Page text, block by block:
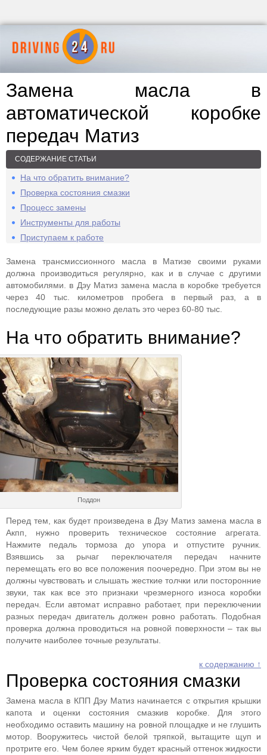
Замена масла в
автоматической коробке
передач Матиз
СОДЕРЖАНИЕ СТАТЬИ
На что обратить внимание?
Проверка состояния смазки
Процесс замены
Инструменты для работы
Приступаем к работе
Замена трансмиссионного масла в Матизе своими руками
должна производиться регулярно, как и в случае с другими
автомобилями. в Дэу Матиз замена масла в коробке требуется
через 40 тыс. километров пробега в первый раз, а в
последующие разы можно делать это через 60-80 тыс.
На что обратить внимание?
Поддон
Перед тем, как будет произведена в Дэу Матиз замена масла в
Акпп, нужно проверить техническое состояние агрегата.
Нажмите педаль тормоза до упора и отпустите ручник.
Взявшись за рычаг переключателя передач начните
перемещать его во все положения поочередно. При этом вы не
должны чувствовать и слышать жесткие толчки или посторонние
звуки, так как все это признаки чрезмерного износа коробки
передач. Если автомат исправно работает, при переключении
разных передач двигатель должен ровно работать. Подобная
проверка должна проводиться на ровной поверхности – так вы
получите наиболее точные результаты.
к содержанию ↑
Проверка состояния смазки
Замена масла в КПП Дэу Матиз начинается с открытия крышки
капота и оценки состояния смазкив коробке. Для этого
необходимо оставить машину на ровной площадке и не глушить
мотор. Вооружитесь чистой белой тряпкой, вытащите щуп и
протрите его. Чем более ярким будет красный оттенок жидкости